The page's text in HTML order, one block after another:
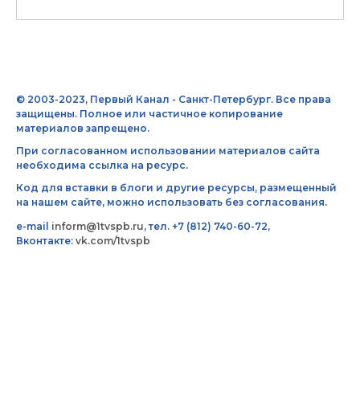
© 2003-2023, Первый Канал - Санкт-Петербург. Все права
защищены. Полное или частичное копирование
материалов запрещено.
При согласованном использовании материалов сайта
необходима ссылка на ресурс.
Код для вставки в блоги и другие ресурсы, размещенный
на нашем сайте, можно использовать без согласования.
e-mail inform@1tvspb.ru, тел. +7 (812) 740-60-72,
Вконтакте: vk.com/1tvspb